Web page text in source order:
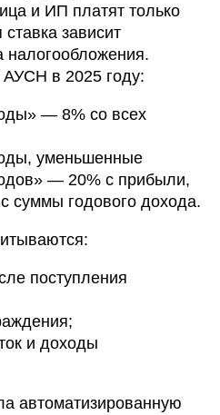
и ИП платят только
зависит
налогообложения.
АУСН в 2025 году:
— 8% со всех
уменьшенные
— 20% с прибыли,
суммы годового дохода.
поступления
и доходы
автоматизированную